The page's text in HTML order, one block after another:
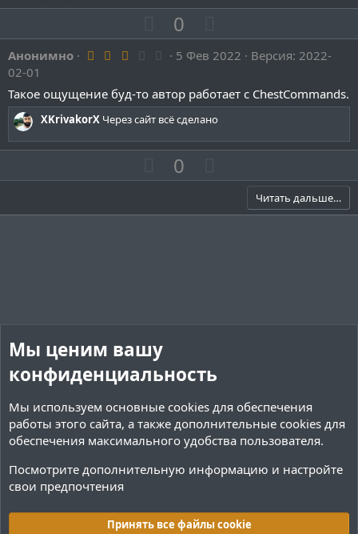
П
о
з
т
и
в
н
ы
г
0
е
г
т
в
н
ы
г
Анонимно 3
0
з
в
ё
з
д
5 Фев 2022
Версия: 2022-
02-01
Такое ощущение буд-то автор работает с ChestCommands.
XKrivakorX Через сайт всё сделано
П
о
и
г
о
о
с
0
е
а
о
с
Читать дальше…
Мы ценим вашу
конфиденциальность
Мы используем основные cookies для обеспечения
работы этого сайта, а также дополнительные cookies для
обеспечения максимального удобства пользователя.
Посмотрите дополнительную информацию и настройте
свои предпочтения
Принять все файлы cookie